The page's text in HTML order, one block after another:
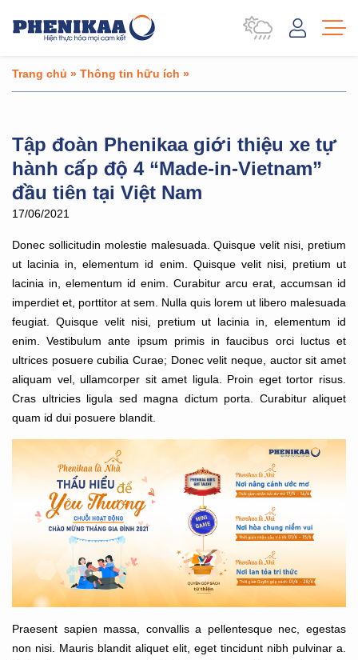
Trang chủ » Thông tin hữu ích »
Tập đoàn Phenikaa giới thiệu xe tự
hành cấp độ 4 “Made-in-Vietnam”
đầu tiên tại Việt Nam
17/06/2021
Donec sollicitudin molestie malesuada. Quisque velit nisi, pretium
ut lacinia in, elementum id enim. Quisque velit nisi, pretium ut
lacinia in, elementum id enim. Curabitur arcu erat, accumsan id
imperdiet et, porttitor at sem. Nulla quis lorem ut libero malesuada
feugiat. Quisque velit nisi, pretium ut lacinia in, elementum id
enim. Vestibulum ante ipsum primis in faucibus orci luctus et
ultrices posuere cubilia Curae; Donec velit neque, auctor sit amet
aliquam vel, ullamcorper sit amet ligula. Proin eget tortor risus.
Cras ultricies ligula sed magna dictum porta. Curabitur aliquet
quam id dui posuere blandit.
Praesent sapien massa, convallis a pellentesque nec, egestas
non nisi. Mauris blandit aliquet elit, eget tincidunt nibh pulvinar a.